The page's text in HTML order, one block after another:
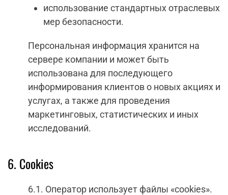
использование стандартных отраслевых
мер безопасности.
Персональная информация хранится на
сервере компании и может быть
использована для последующего
информирования клиентов о новых акциях и
услугах, а также для проведения
маркетинговых, статистических и иных
исследований.
6. Cookies
6.1. Оператор использует файлы «cookies».